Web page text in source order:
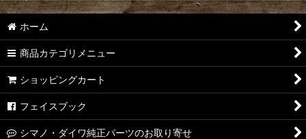
ホーム
商品カテゴリメニュー
ショッピングカート
フェイスブック
シマノ・ダイワ純正パーツのお取り寄せ